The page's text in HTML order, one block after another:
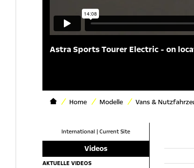
Astra Sports Tourer Electric - on
Home Modelle Vans &
International | Current Site
Videos
AKTUELLE VIDEOS